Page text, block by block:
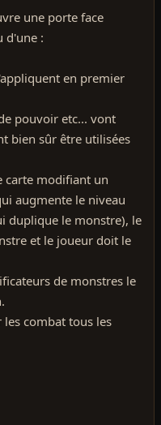
une porte face
d'une :
en premier
pouvoir etc... vont
bien sûr être utilisées
carte modifiant un
augmente le niveau
duplique le monstre), le
et le joueur doit le
de monstres le
combat tous les